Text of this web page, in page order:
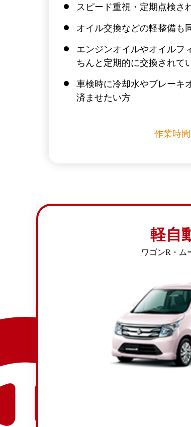
スピード重視・定期点検さ
オイル交換などの軽整備も
エンジンオイルやオイルフ
ちんと定期的に交換されて
車検時に冷却水やブレーキ
済ませたい方
作業時
軽自
ワゴンR・ム